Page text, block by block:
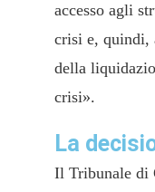
accesso agli
crisi e, quindi,
della
crisi».
La
Il Tribunale di